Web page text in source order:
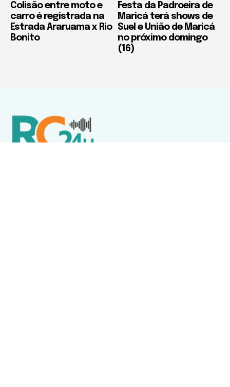
Colisão entre moto e
carro é registrada na
Estrada Araruama x Rio
Bonito
Festa da Padroeira de
Maricá terá shows de
Suel e União de Maricá
no próximo domingo
(16)